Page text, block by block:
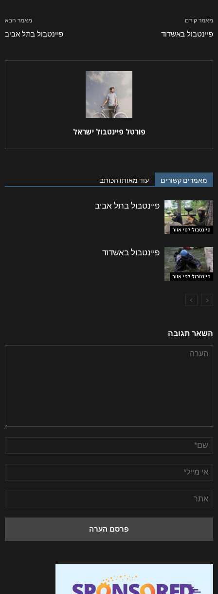
מאמר קודם
פיינטבול באשדוד
מאמר הבא
פיינטבול בתל אביב
פורטל פיינטבול ישראל
מאמרים קשורים עוד מאותו הכותב
פיינטבול לפי אזור
פיינטבול בתל אביב
פיינטבול לפי אזור
פיינטבול באשדוד
השאר תגובה